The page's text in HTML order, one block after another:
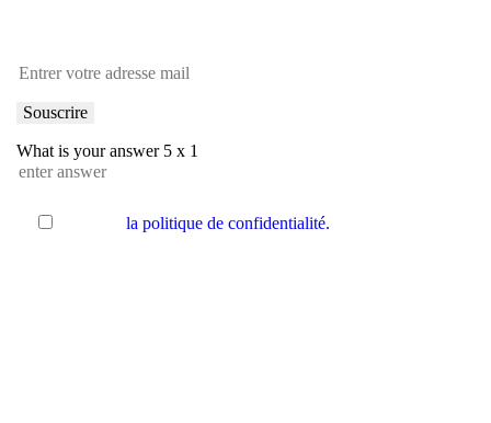
What is your answer 5 x 1
la politique de confidentialité.